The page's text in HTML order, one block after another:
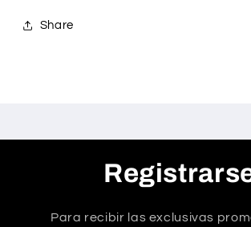
Share
Para recibir las exclusivas